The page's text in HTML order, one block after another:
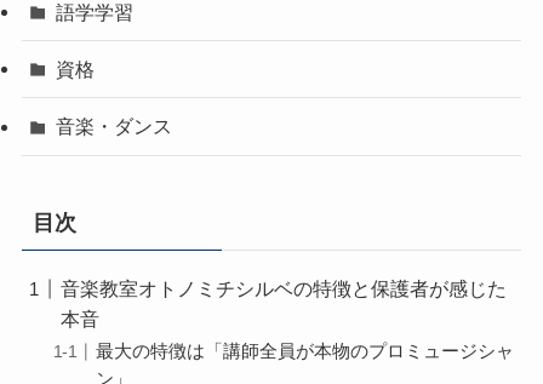
語学学習
資格
音楽・ダンス
目次
音楽教室オトノミチシルベの特徴と保護者が感じた
本音
最大の特徴は「講師全員が本物のプロミュージシャ
ン」